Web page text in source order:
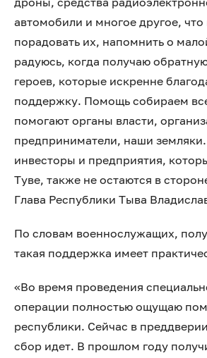
автомобили и многое другое,
порадовать их, напомнить о
радуюсь, когда получаю
героев, которые искренне
поддержку. Помощь собираем
помогают органы власти,
предприниматели, наши
инвесторы и предприятия,
Туве, также не остаются в
Глава Республики Тыва
По словам военнослужащих,
такая поддержка имеет
«Во время проведения
операции полностью ощущаю
республики. Сейчас в
сбор идет. В прошлом году